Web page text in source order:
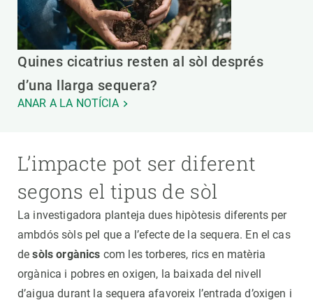
Quines cicatrius resten al sòl després
d’una llarga sequera?
ANAR A LA NOTÍCIA
L’impacte pot ser diferent
segons el tipus de sòl
La investigadora planteja dues hipòtesis diferents per
ambdós sòls pel que a l’efecte de la sequera. En el cas
desòls orgànics com les torberes, rics en matèria
orgànica i pobres en oxigen, la baixada del nivell
d’aigua durant la sequera afavoreix l’entrada d’oxigen i